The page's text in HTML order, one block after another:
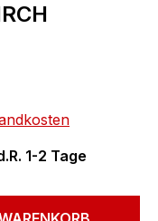
1-2 Tage